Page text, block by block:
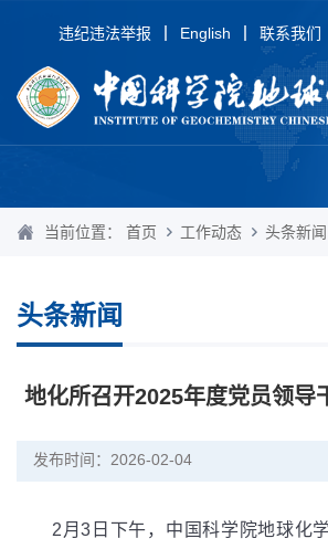
违纪违法举报 English 联系我们
当前位置： 首页 工作动态 头条新闻
头条新闻
地化所召开2025年度党员领导
发布时间：2026-02-04
2月3日下午，中国科学院地球化